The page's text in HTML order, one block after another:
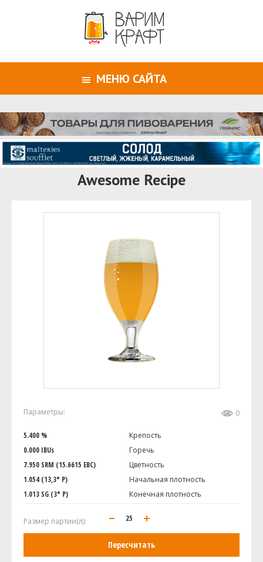
МЕНЮ САЙТА
Awesome Recipe
Параметры: 0
5.400 %
Крепость
0.000 IBUs
Горечь
7.950 SRM (15.6615 EBC)
Цветность
1.054 (13,3° P)
Начальная плотность
1.013 SG (3° P)
Конечная плотность
Размер партии(л):
Пересчитать